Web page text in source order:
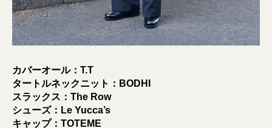
カバーオール：T.T
タートルネックニット：BODHI
スラックス：The Row
シューズ：Le Yucca’s
キャップ：TOTEME